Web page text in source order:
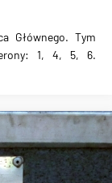
Głównego. Tym
1, 4, 5, 6.